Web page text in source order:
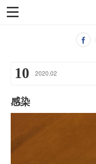
10 2020.02
感染